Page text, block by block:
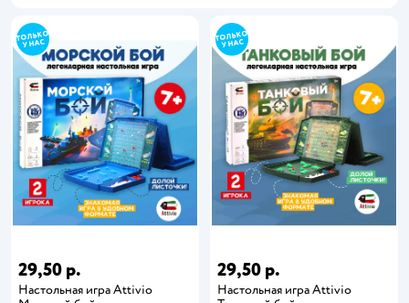
29,50 р.
Настольная игра Attivio
29,50 р.
Настольная игра Attivio